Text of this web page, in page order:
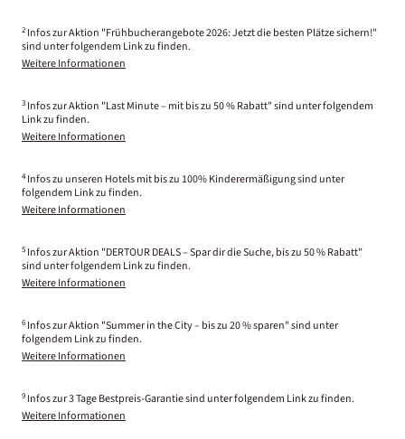
2 Infos zur Aktion "Frühbucherangebote 2026: Jetzt die besten Plätze sichern!"
sind unter folgendem Link zu finden.
Weitere Informationen
3 Infos zur Aktion "Last Minute – mit bis zu 50 % Rabatt" sind unter folgendem
Link zu finden.
Weitere Informationen
4 Infos zu unseren Hotels mit bis zu 100% Kinderermäßigung sind unter
folgendem Link zu finden.
Weitere Informationen
5 Infos zur Aktion "DERTOUR DEALS – Spar dir die Suche, bis zu 50 % Rabatt"
sind unter folgendem Link zu finden.
Weitere Informationen
6 Infos zur Aktion "Summer in the City – bis zu 20 % sparen" sind unter
folgendem Link zu finden.
Weitere Informationen
9 Infos zur 3 Tage Bestpreis-Garantie sind unter folgendem Link zu finden.
Weitere Informationen